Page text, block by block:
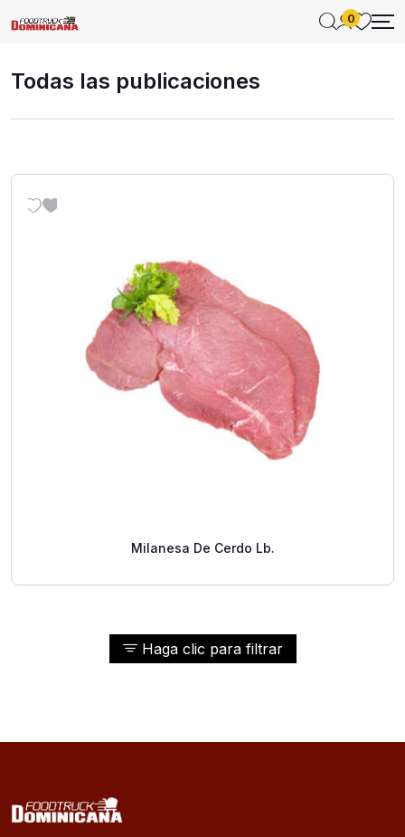
0
Todas las publicaciones
Haga clic para filtrar
Milanesa De Cerdo Lb.